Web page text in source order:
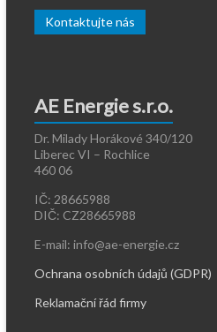
Kontaktujte nás
AE Energie s.r.o.
Dr. Milady Horákové 340/120
Liberec VI – Rochlice
460 06
IČ: 28665988
DIČ: CZ28665988
E-mail: info@ae-energie.cz
Ochrana osobních údajů (GDPR)
Reklamační řád firmy